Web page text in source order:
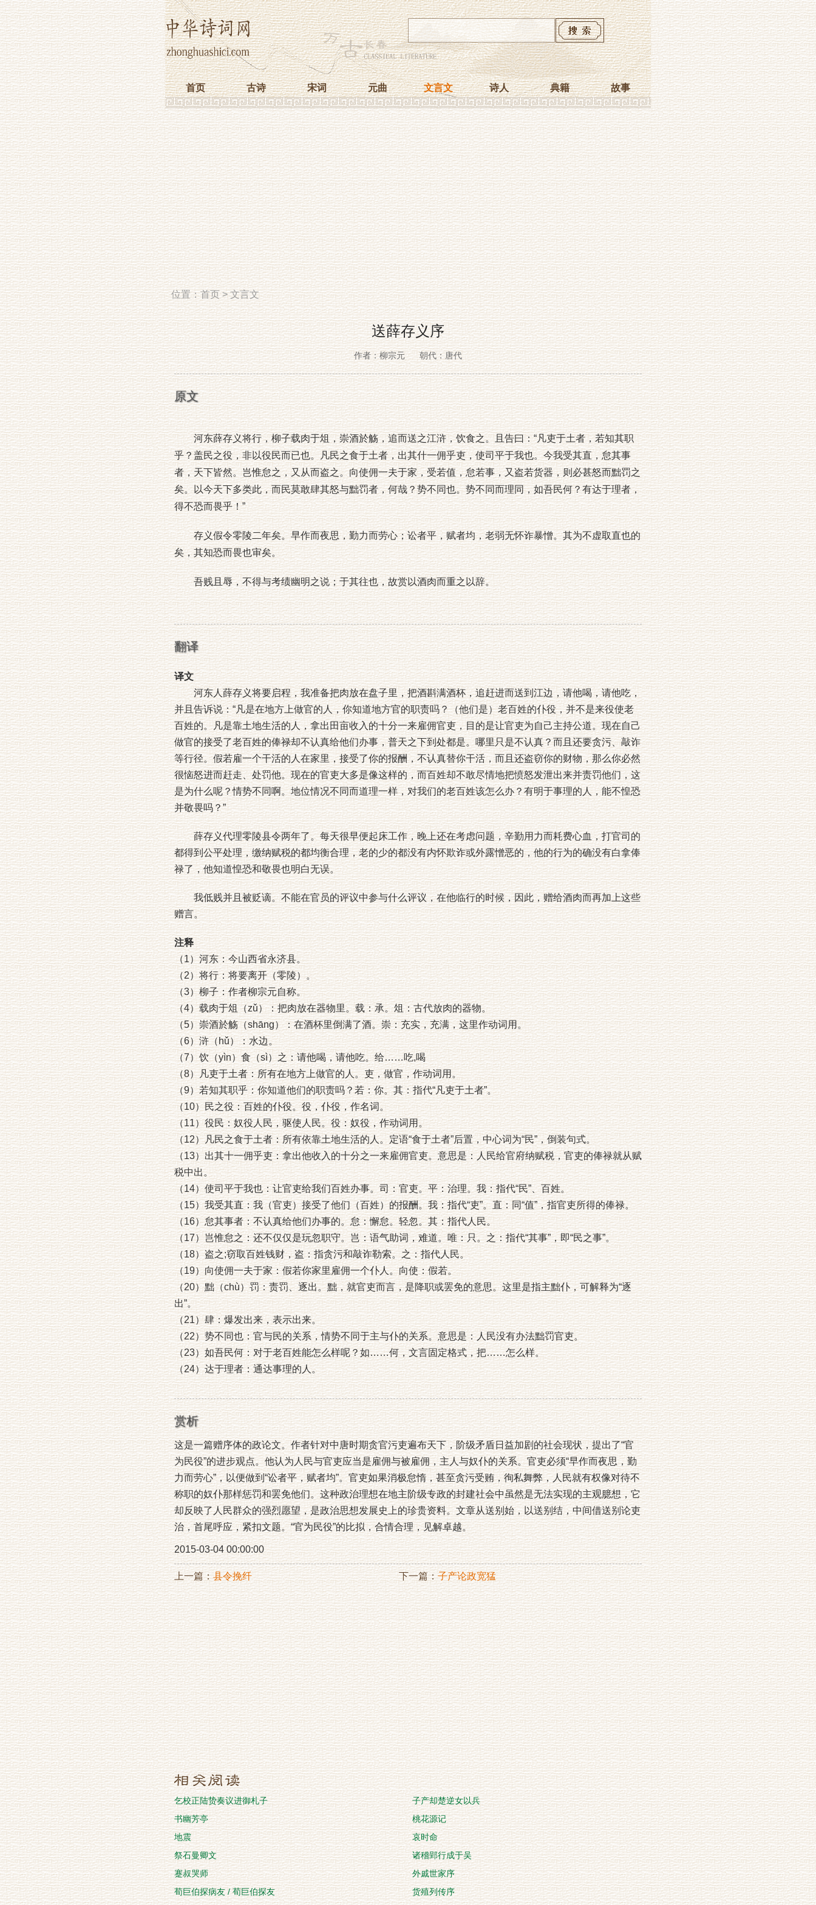
首页 古诗 宋词 元曲 文言文 诗人 典籍 故事
位置：首页>文言文
送薛存义序
作者：柳宗元 朝代：唐代
原文
河东薛存义将行，柳子载肉于俎，崇酒於觞，追而送之江浒，饮食之。且告曰：“凡吏于土者，若知其职
乎？盖民之役，非以役民而已也。凡民之食于土者，出其什一佣乎吏，使司平于我也。今我受其直，怠其事
者，天下皆然。岂惟怠之，又从而盗之。向使佣一夫于家，受若值，怠若事，又盗若货器，则必甚怒而黜罚之
矣。以今天下多类此，而民莫敢肆其怒与黜罚者，何哉？势不同也。势不同而理同，如吾民何？有达于理者，
得不恐而畏乎！”
存义假令零陵二年矣。早作而夜思，勤力而劳心；讼者平，赋者均，老弱无怀诈暴憎。其为不虚取直也的
矣，其知恐而畏也审矣。
吾贱且辱，不得与考绩幽明之说；于其往也，故赏以酒肉而重之以辞。
翻译
译文
河东人薛存义将要启程，我准备把肉放在盘子里，把酒斟满酒杯，追赶进而送到江边，请他喝，请他吃，
并且告诉说：“凡是在地方上做官的人，你知道地方官的职责吗？（他们是）老百姓的仆役，并不是来役使老
百姓的。凡是靠土地生活的人，拿出田亩收入的十分一来雇佣官吏，目的是让官吏为自己主持公道。现在自己
做官的接受了老百姓的俸禄却不认真给他们办事，普天之下到处都是。哪里只是不认真？而且还要贪污、敲诈
等行径。假若雇一个干活的人在家里，接受了你的报酬，不认真替你干活，而且还盗窃你的财物，那么你必然
很恼怒进而赶走、处罚他。现在的官吏大多是像这样的，而百姓却不敢尽情地把愤怒发泄出来并责罚他们，这
是为什么呢？情势不同啊。地位情况不同而道理一样，对我们的老百姓该怎么办？有明于事理的人，能不惶恐
并敬畏吗？”
薛存义代理零陵县令两年了。每天很早便起床工作，晚上还在考虑问题，辛勤用力而耗费心血，打官司的
都得到公平处理，缴纳赋税的都均衡合理，老的少的都没有内怀欺诈或外露憎恶的，他的行为的确没有白拿俸
禄了，他知道惶恐和敬畏也明白无误。
我低贱并且被贬谪。不能在官员的评议中参与什么评议，在他临行的时候，因此，赠给酒肉而再加上这些
赠言。
注释
（1）河东：今山西省永济县。
（2）将行：将要离开（零陵）。
（3）柳子：作者柳宗元自称。
（4）载肉于俎（zǔ）：把肉放在器物里。载：承。俎：古代放肉的器物。
（5）崇酒於觞（shāng）：在酒杯里倒满了酒。崇：充实，充满，这里作动词用。
（6）浒（hǔ）：水边。
（7）饮（yìn）食（sì）之：请他喝，请他吃。给……吃,喝
（8）凡吏于土者：所有在地方上做官的人。吏，做官，作动词用。
（9）若知其职乎：你知道他们的职责吗？若：你。其：指代“凡吏于土者”。
（10）民之役：百姓的仆役。役，仆役，作名词。
（11）役民：奴役人民，驱使人民。役：奴役，作动词用。
（12）凡民之食于土者：所有依靠土地生活的人。定语“食于土者”后置，中心词为“民”，倒装句式。
（13）出其十一佣乎吏：拿出他收入的十分之一来雇佣官吏。意思是：人民给官府纳赋税，官吏的俸禄就从赋
税中出。
（14）使司平于我也：让官吏给我们百姓办事。司：官吏。平：治理。我：指代“民”、百姓。
（15）我受其直：我（官吏）接受了他们（百姓）的报酬。我：指代“吏”。直：同“值”，指官吏所得的俸禄。
（16）怠其事者：不认真给他们办事的。怠：懈怠。轻忽。其：指代人民。
（17）岂惟怠之：还不仅仅是玩忽职守。岂：语气助词，难道。唯：只。之：指代“其事”，即“民之事”。
（18）盗之;窃取百姓钱财，盗：指贪污和敲诈勒索。之：指代人民。
（19）向使佣一夫于家：假若你家里雇佣一个仆人。向使：假若。
（20）黜（chù）罚：责罚、逐出。黜，就官吏而言，是降职或罢免的意思。这里是指主黜仆，可解释为“逐
出”。
（21）肆：爆发出来，表示出来。
（22）势不同也：官与民的关系，情势不同于主与仆的关系。意思是：人民没有办法黜罚官吏。
（23）如吾民何：对于老百姓能怎么样呢？如……何，文言固定格式，把……怎么样。
（24）达于理者：通达事理的人。
赏析
这是一篇赠序体的政论文。作者针对中唐时期贪官污吏遍布天下，阶级矛盾日益加剧的社会现状，提出了“官
为民役”的进步观点。他认为人民与官吏应当是雇佣与被雇佣，主人与奴仆的关系。官吏必须“早作而夜思，勤
力而劳心”，以便做到“讼者平，赋者均”。官吏如果消极怠惰，甚至贪污受贿，徇私舞弊，人民就有权像对待不
称职的奴仆那样惩罚和罢免他们。这种政治理想在地主阶级专政的封建社会中虽然是无法实现的主观臆想，它
却反映了人民群众的强烈愿望，是政治思想发展史上的珍贵资料。文章从送别始，以送别结，中间借送别论吏
治，首尾呼应，紧扣文题。“官为民役”的比拟，合情合理，见解卓越。
2015-03-04 00:00:00
上一篇：县令挽纤 下一篇：子产论政宽猛
乞校正陆贽奏议进御札子
子产却楚逆女以兵
书幽芳亭
桃花源记
地震
哀时命
祭石曼卿文
诸稽郢行成于吴
蹇叔哭师
外戚世家序
荀巨伯探病友 / 荀巨伯探友
货殖列传序